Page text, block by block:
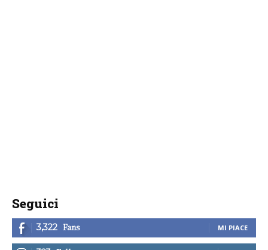
Seguici
3,322 Fans MI PIACE